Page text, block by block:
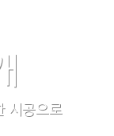
시공으로